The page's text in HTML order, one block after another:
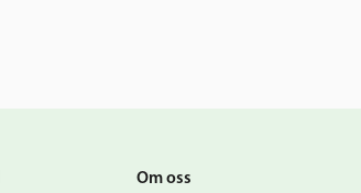
Om oss